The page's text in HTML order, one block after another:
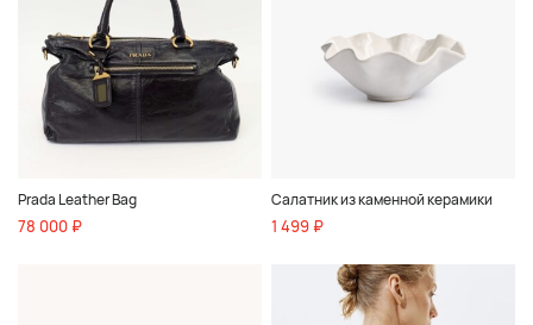
Prada Leather Bag
78 000 ₽
Салатник из каменной керамики
1 499 ₽